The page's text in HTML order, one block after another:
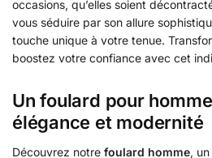
occasions, qu’elles soient
vous séduire par son allure
touche unique à votre tenue.
boostez votre confiance avec cet
Un foulard pour
élégance et modernité
Découvrez notre foulard homme,